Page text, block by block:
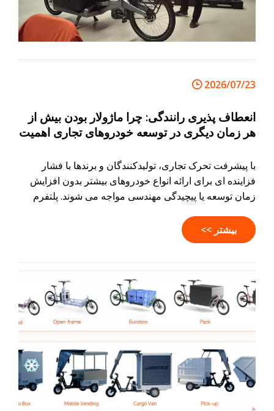
2026/07/23
انعطاف پذیری رانندگی: چرا ماژولار بودن بیش از
هر زمان دیگری در توسعه خودروهای تجاری اهمیت
با پیشرفت تحرک تجاری، تولیدکنندگان و برندها با فشار
فزاینده ای برای ارائه انواع خودروهای بیشتر بدون افزایش
زمان توسعه یا پیچیدگی مهندسی مواجه می شوند. پلتفرم
حال ظهور هستند - به کاهش هزینه ها، تسریع توسعه
محصول و ایجاد وسایل نقلیه تجاری سازگارتر کمک می کنند.
تبدیل شده است.
بیشتر >>